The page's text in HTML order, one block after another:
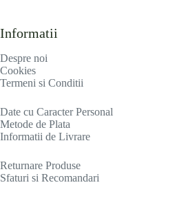
Informatii
Despre noi
Cookies
Termeni si Conditii
Date cu Caracter Personal
Metode de Plata
Informatii de Livrare
Returnare Produse
Sfaturi si Recomandari